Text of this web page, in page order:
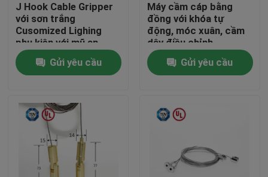
Các sản phẩm
Video
J Hook Cable Gripper
với sơn trắng
Cusomized Lighing
phụ kiện với mũ an
toàn
Gửi yêu cầu
Máy cầm cáp bằng
đồng với khóa tự
động, móc xuân, cầm
dây điều chỉnh
Gửi yêu cầu